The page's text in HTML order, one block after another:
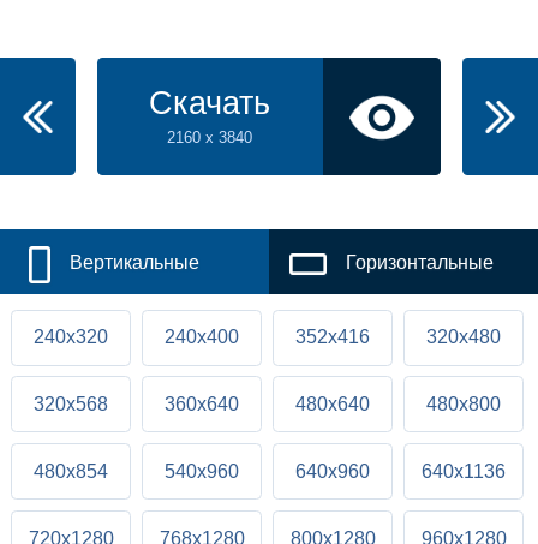
Скачать
2160 x 3840
Вертикальные Горизонтальные
240x320 240x400 352x416 320x480
320x568 360x640 480x640 480x800
480x854 540x960 640x960 640x1136
720x1280 768x1280 800x1280 960x1280